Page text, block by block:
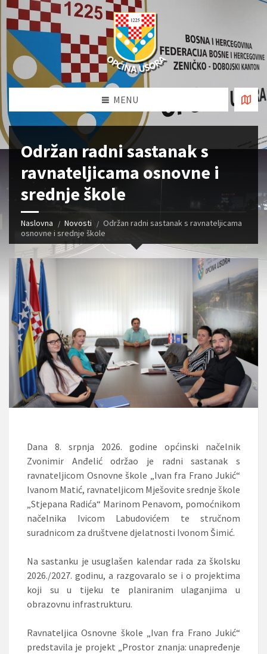
MENU
Održan radni sastanak s
ravnateljicama osnovne i
srednje škole
Naslovna Novosti
Održan radni sastanak s ravnateljicama
osnovne i srednje škole
Dana 8. srpnja 2026. godine općinski načelnik
Zvonimir Anđelić održao je radni sastanak s
ravnateljicom Osnovne škole „Ivan fra Frano Jukić“
Ivanom Matić, ravnateljicom Mješovite srednje škole
„Stjepana Radića“ Marinom Penavom, pomoćnikom
načelnika Ivicom Labudovićem te stručnom
suradnicom za društvene djelatnosti Ivonom Šimić.
Na sastanku je usuglašen kalendar rada za školsku
2026./2027. godinu, a razgovaralo se i o projektima
koji su u tijeku te planiranim ulaganjima u
obrazovnu infrastrukturu.
Ravnateljica Osnovne škole „Ivan fra Frano Jukić“
predstavila je projekt „Prostor znanja: unapređenje